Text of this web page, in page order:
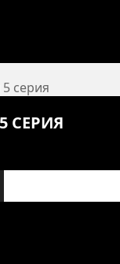
серия
СЕРИЯ